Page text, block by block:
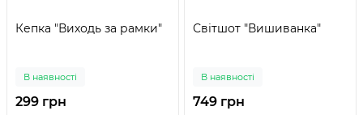
Кепка "Виходь за рамки"
В наявності
299 грн
Світшот "Вишиванка"
В наявності
749 грн